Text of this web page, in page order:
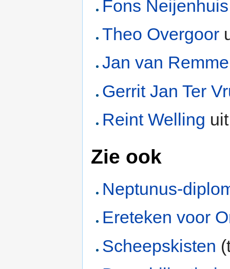
Fons Neijenhuis
Theo Overgoor
Jan van
Gerrit Jan Ter
Reint Welling
Zie ook
Neptunus-
Ereteken voor
Scheepskisten